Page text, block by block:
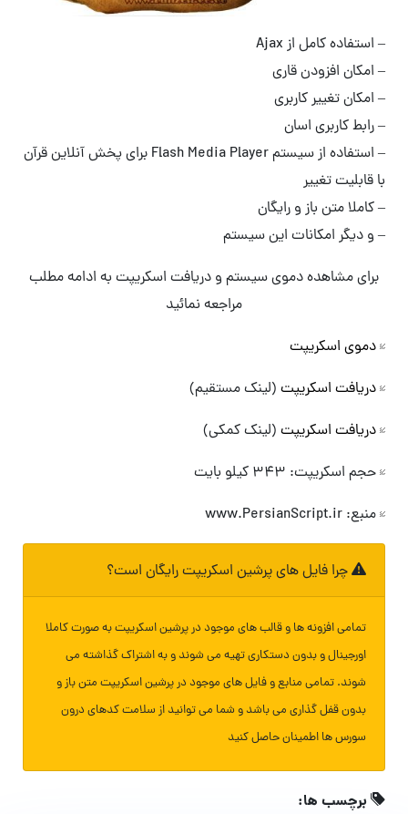
– استفاده کامل از Ajax
– امکان افزودن قاری
– امکان تغییر کاربری
– رابط کاربری اسان
– استفاده از سیستم Flash Media Player برای پخش آنلاین قرآن
با قابلیت تغییر
– کاملا متن باز و رایگان
– و دیگر امکانات این سیستم
برای مشاهده دموی سیستم و دریافت اسکریپت به ادامه مطلب
مراجعه نمائید
دموی اسکریپت
دریافت اسکریپت (لینک مستقیم)
دریافت اسکریپت (لینک کمکی)
حجم اسکریپت: ۳۴۳ کیلو بایت
منبع: www.PersianScript.ir
چرا فایل های پرشین اسکریپت رایگان است؟
تمامی افزونه ها و قالب های موجود در پرشین اسکریپت به صورت کاملا
اورجینال و بدون دستکاری تهیه می شوند و به اشتراک گذاشته می
شوند. تمامی منابع و فایل های موجود در پرشین اسکریپت متن باز و
بدون قفل گذاری می باشد و شما می توانید از سلامت کدهای درون
سورس ها اطمینان حاصل کنید
برچسب ها: